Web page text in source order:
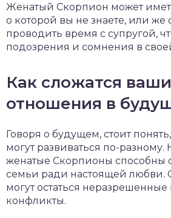
Женатый Скорпион может
о которой вы не знаете, или же
проводить время с супругой,
подозрения и сомнения в
Как сложатся ваши
отношения в
Говоря о будущем, стоит
могут развиваться по-разному.
женатые Скорпионы способны
семьи ради настоящей любви.
могут остаться
конфликты.